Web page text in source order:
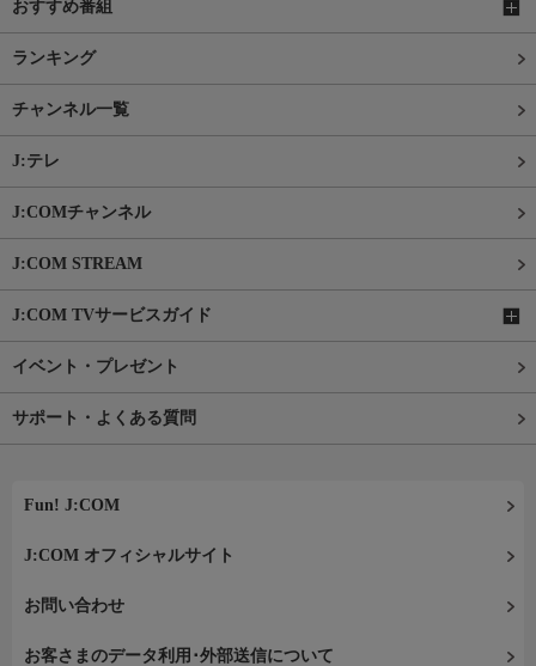
おすすめ番組
ランキング
チャンネル一覧
J:テレ
J:COMチャンネル
J:COM STREAM
J:COM TVサービスガイド
イベント・プレゼント
サポート・よくある質問
Fun! J:COM
J:COM オフィシャルサイト
お問い合わせ
お客さまのデータ利用･外部送信について